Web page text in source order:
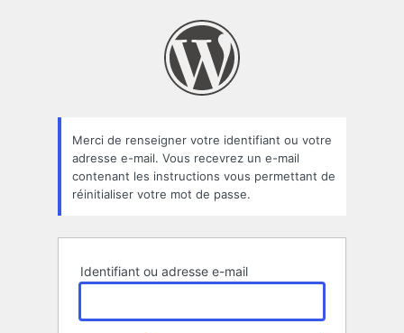
oublié
Merci de renseigner votre identifiant ou votre
adresse e-mail. Vous recevrez un e-mail
contenant les instructions vous permettant de
réinitialiser votre mot de passe.
Identifiant ou adresse e-mail